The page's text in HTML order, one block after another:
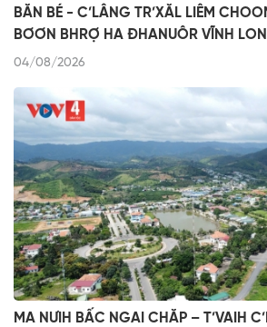
BĂN BÉ - C’LÂNG TR’XĂL LIÊM
BƠƠN BHRỢ HA ĐHANUÔR VĨNH
04/08/2026
MA NƯIH BẤC NGAI CHĂP – T’VAIH